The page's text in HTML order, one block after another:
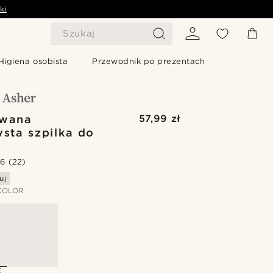
Szukaj
osobista Przewodnik po prezentach
szpilka do
57,99 zł
(22)